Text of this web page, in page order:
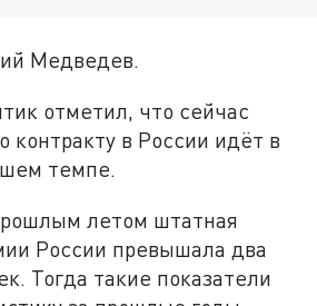
Медведев.
отметил, что сейчас
контракту в России идёт в
темпе.
летом штатная
России превышала два
Тогда такие показатели